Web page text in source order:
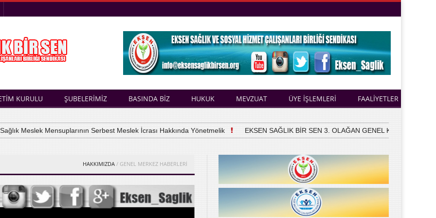
KURULU ŞUBELERİMİZ BASINDA BİZ HUKUK MEVZUAT ÜYE İŞLEMLERİ FAALİYETLER
Meslek Mensuplarının Serbest Meslek İcrası Hakkında Yönetmelik EKSEN SAĞLIK BİR SEN 3. OLAĞAN GENEL KURULUNU YAPTI
HAKKIMIZDA / GENEL MERKEZ HABERLERİ